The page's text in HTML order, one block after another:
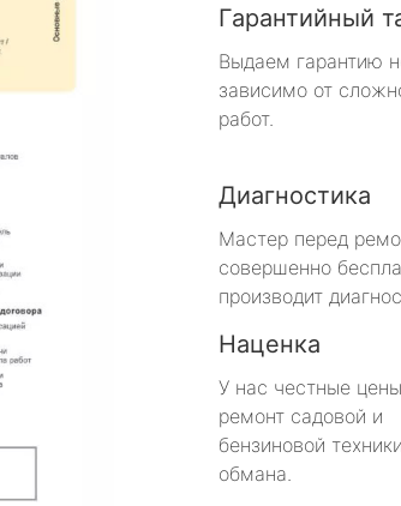
Гарантийный
Выдаем гарантию
зависимо от
работ.
Диагностика
Мастер перед
совершенно
производит
Наценка
У нас честные
ремонт садовой и
бензиновой
обмана.